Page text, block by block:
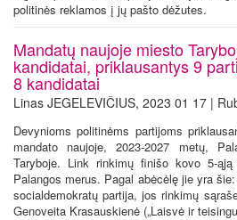
politinės reklamos į jų pašto dėžutes.
Mandatų naujoje miesto
kandidatai, priklausantys 9
8 kandidatai
Linas JEGELEVIČIUS, 2023 01 17 |
Devynioms politinėms partijoms
mandato naujoje, 2023-2027 metų,
Taryboje. Link rinkimų finišo kovo 5-
Palangos merus. Pagal abėcėlę jie yra
socialdemokratų partija, jos rinkimų
Genoveita Krasauskienė („Laisvė ir